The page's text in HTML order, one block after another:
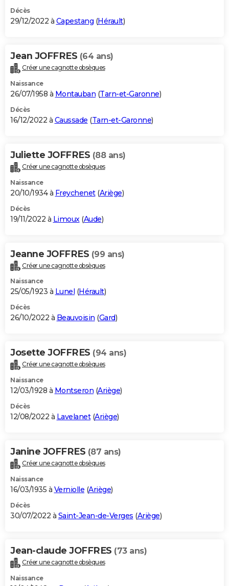
Décès
29/12/2022 à Capestang (Hérault)
Jean JOFFRES (64 ans)
Créer une cagnotte obsèques
Naissance
26/07/1958 à Montauban (Tarn-et-Garonne)
Décès
16/12/2022 à Caussade (Tarn-et-Garonne)
Juliette JOFFRES (88 ans)
Créer une cagnotte obsèques
Naissance
20/10/1934 à Freychenet(Ariège)
Décès
19/11/2022 à Limoux (Aude)
Jeanne JOFFRES (99 ans)
Créer une cagnotte obsèques
Naissance
25/05/1923 à Lunel (Hérault)
Décès
26/10/2022 à Beauvoisin (Gard)
Josette JOFFRES (94 ans)
Créer une cagnotte obsèques
Naissance
12/03/1928 à Montseron (Ariège)
Décès
12/08/2022 à Lavelanet(Ariège)
Janine JOFFRES (87 ans)
Créer une cagnotte obsèques
Naissance
16/03/1935 à Verniolle (Ariège)
Décès
30/07/2022 à Saint-Jean-de-Verges (Ariège)
Jean-claude JOFFRES (73 ans)
Créer une cagnotte obsèques
Naissance